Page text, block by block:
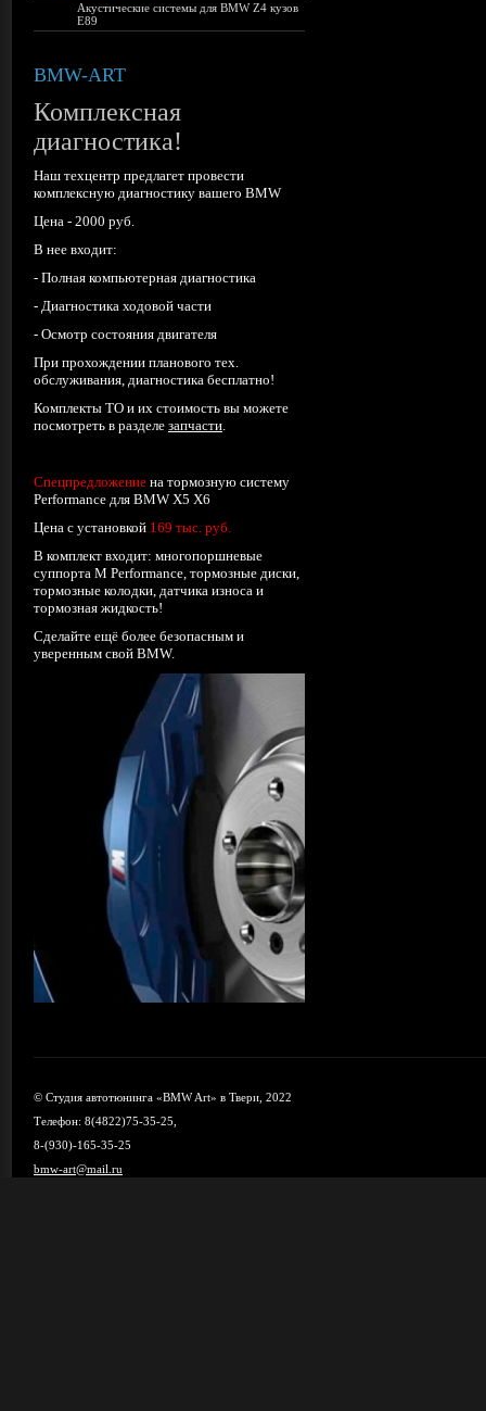
Акустические системы для BMW Z4 кузов
E89
BMW-ART
Комплекcная
диагностика!
Наш техцентр предлагет провести
комплексную диагностику вашего BMW
Цена - 2000 руб.
В нее входит:
- Полная компьютерная диагностика
- Диагностика ходовой части
- Осмотр состояния двигателя
При прохождении планового тех.
обслуживания, диагностика бесплатно!
Комплекты ТО и их стоимость вы можете
посмотреть в разделе запчасти.
Спецпредложение на тормозную систему
Performance для BMW X5 X6
Цена с установкой 169 тыс. руб.
В комплект входит: многопоршневые
суппорта М Performance, тормозные диски,
тормозные колодки, датчика износа и
тормозная жидкость!
Сделайте ещё более безопасным и
уверенным свой BMW.
© Студия автотюнинга «BMW Art» в Твери, 2022
Телефон: 8(4822)75-35-25,
8-(930)-165-35-25
bmw-art@mail.ru
Карта сайта